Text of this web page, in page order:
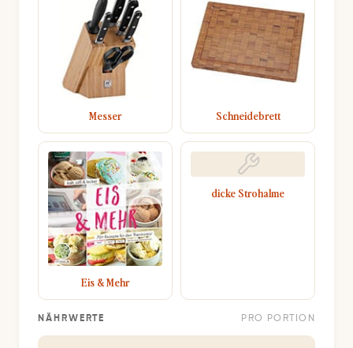
Messer Schneidebrett
Eis & Mehr
dicke Strohalme
NÄHRWERTE PRO PORTION